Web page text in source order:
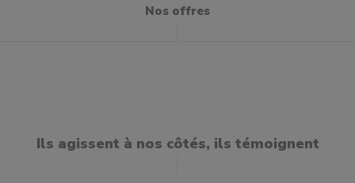
Nos offres
Ils agissent à nos côtés, ils témoignent